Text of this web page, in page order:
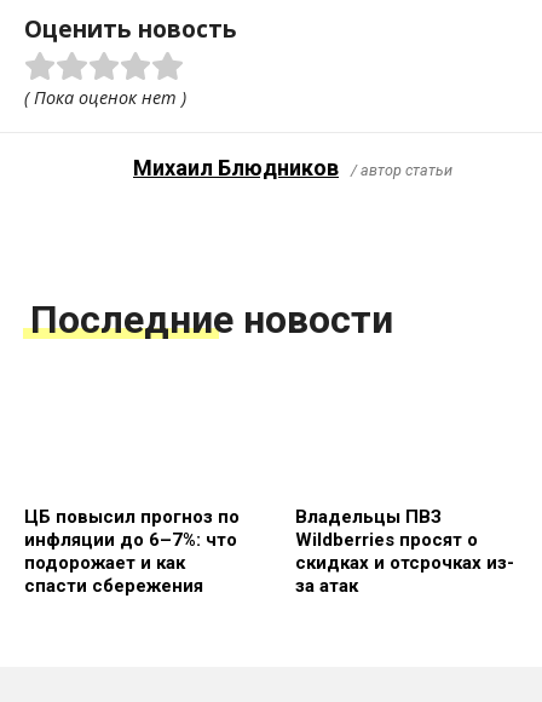
Оценить новость
( Пока оценок нет )
Михаил Блюдников / автор статьи
Последние новости
ЦБ повысил прогноз по
инфляции до 6–7%: что
подорожает и как
спасти сбережения
Владельцы ПВЗ
Wildberries просят о
скидках и отсрочках из-
за атак